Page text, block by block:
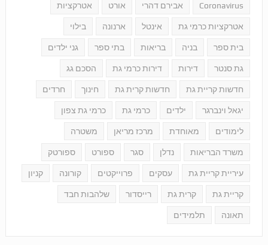
Coronavirus אבירם דהרי אורט אטרקציות
אטרקציות כרמי גת אינטל ארנונה בילוי
בית ספר בניה בריאות בתי ספר גני ילדים
גת סנטר דירות דירות כרמי גת הסכם גג
חדשות קריית גת חדשות קרית גת חינוך חרדים
יגאל וינברגר ילדים כרמי גת כרמי גת צפון
לימודים מאוחדת מרכז מריאן משטרה
משרד הבריאות נדלן סגר ספורט ספורטק
עיריית קריית גת עסקים פרוייקטים קורונה קניון
קריית גת קרית גת רייסדור שלהבות חבד
תאונה תלמידים